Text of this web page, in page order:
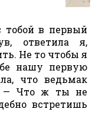
тобой в первый
ответила я,
Не то чтобы я
нашу первую
что ведьмак
— Что ж ты не
встретишь